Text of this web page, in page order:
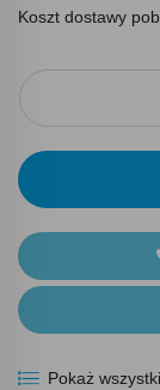
Koszt dostawy
Pokaż